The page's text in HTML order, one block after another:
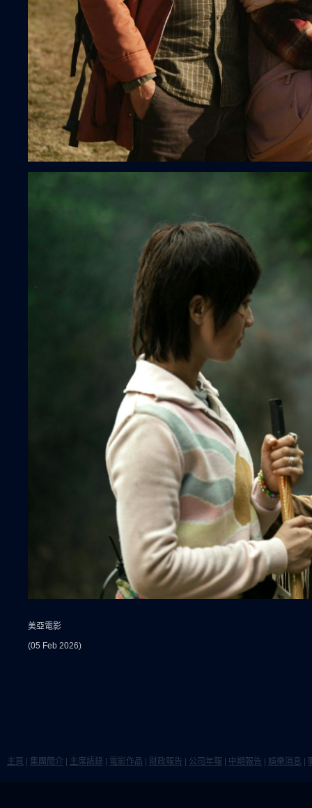
美亞電影
(05 Feb 2026)
主頁 集團簡介 主席語錄 電影作品 財政報告 公司年報 中期報告 娛樂消息